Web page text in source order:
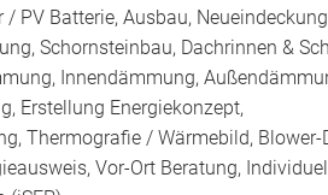
PV Batterie, Ausbau,
Schornsteinbau, Dachrinnen &
Innendämmung,
Erstellung Energiekonzept,
Thermografie / Wärmebild, Blower-
Vor-Ort Beratung,